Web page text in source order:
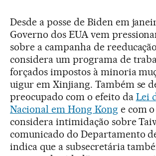
Desde a posse de Biden em
Governo dos EUA vem
sobre a campanha de
considera um programa de
forçados impostos à minoria
uigur em Xinjiang. Também se
preocupado com o efeito da Lei
Nacional em Hong Kong e com
considera intimidação sobre
comunicado do Departamento
indica que a subsecretária